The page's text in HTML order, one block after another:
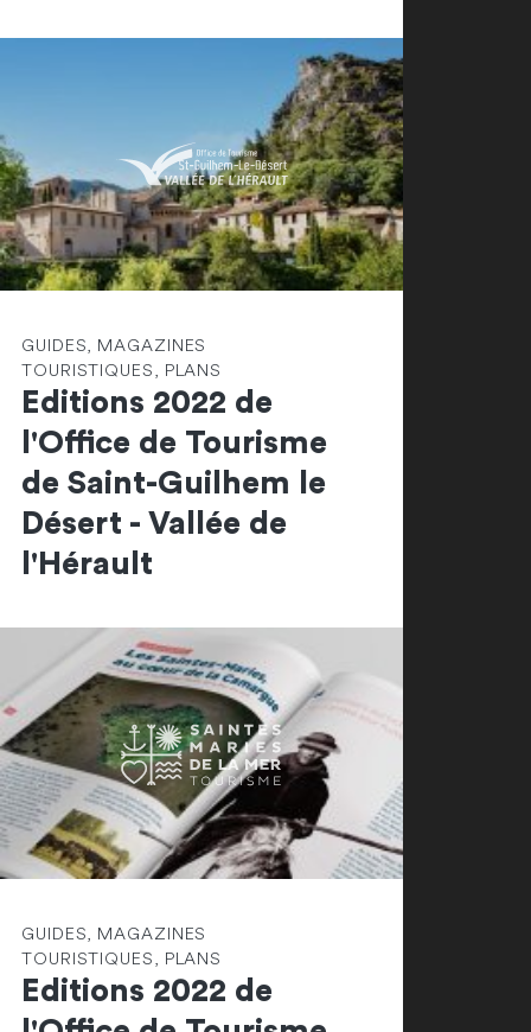
GUIDES, MAGAZINES
TOURISTIQUES, PLANS
Editions 2022 de
l'Office de Tourisme
de Saint-Guilhem le
Désert - Vallée de
l'Hérault
GUIDES, MAGAZINES
TOURISTIQUES, PLANS
Editions 2022 de